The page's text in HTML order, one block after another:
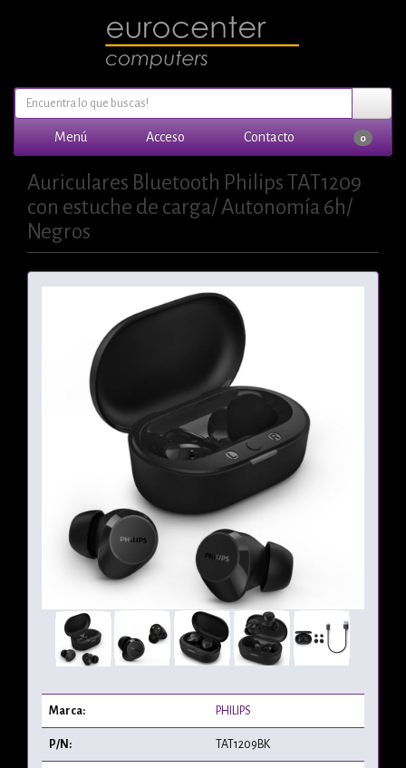
Menú Acceso Contacto 0
Auriculares Bluetooth Philips TAT1209
con estuche de carga/ Autonomía 6h/
Negros
Marca: PHILIPS
P/N: TAT1209BK